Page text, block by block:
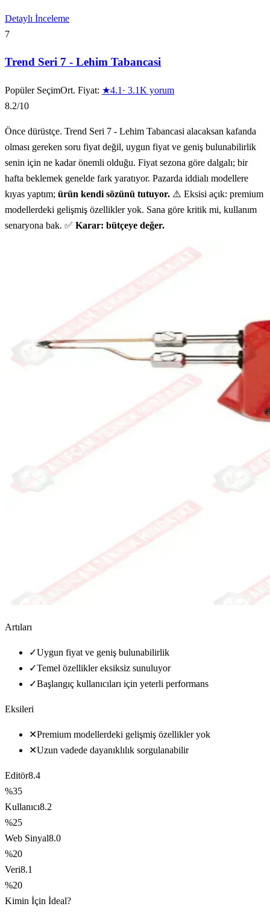
Detaylı İnceleme
7
Trend Seri 7 - Lehim Tabancasi
Popüler SeçimOrt. Fiyat: ★4.1 · 3.1K yorum
8.2/10
Önce dürüstçe. Trend Seri 7 - Lehim Tabancasi alacaksan kafanda
olması gereken soru fiyat değil, uygun fiyat ve geniş bulunabilirlik
senin için ne kadar önemli olduğu. Fiyat sezona göre dalgalı; bir
hafta beklemek genelde fark yaratıyor. Pazarda iddialı modellere
kıyas yaptım; ürün kendi sözünü tutuyor. ⚠️ Eksisi açık: premium
modellerdeki gelişmiş özellikler yok. Sana göre kritik mi, kullanım
senaryona bak. ✅ Karar: bütçeye değer.
Artıları
✓Uygun fiyat ve geniş bulunabilirlik
✓Temel özellikler eksiksiz sunuluyor
✓Başlangıç kullanıcıları için yeterli performans
Eksileri
✕Premium modellerdeki gelişmiş özellikler yok
✕Uzun vadede dayanıklılık sorgulanabilir
Editör8.4
%35
Kullanıcı8.2
%25
Web Sinyal8.0
%20
Veri8.1
%20
Kimin İçin İdeal?